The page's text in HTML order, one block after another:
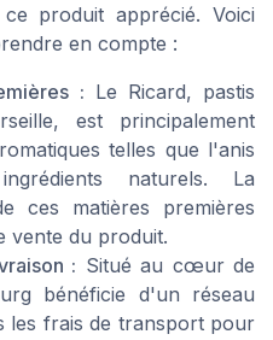
produit apprécié. Voici
en compte :
: Le Ricard, pastis
est principalement
telles que l'anis
naturels. La
ces matières premières
vente du produit.
: Situé au cœur de
bénéficie d'un réseau
les frais de transport pour